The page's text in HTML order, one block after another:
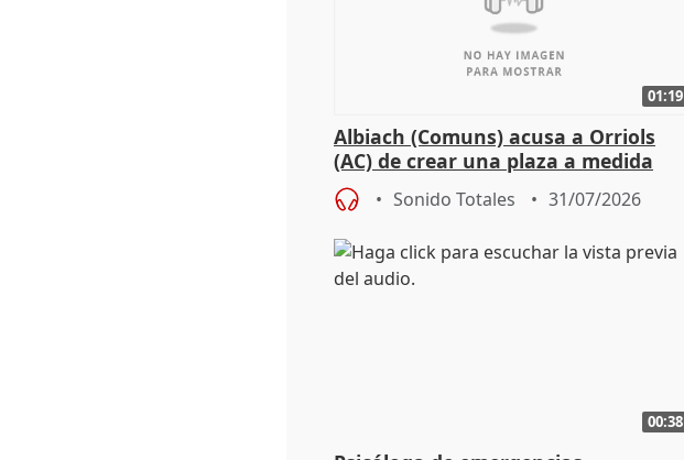
01:19
Albiach (Comuns) acusa a Orriols
(AC) de crear una plaza a medida
para su hija en Ripoll (Girona)
Sonido Totales 31/07/2026
00:38